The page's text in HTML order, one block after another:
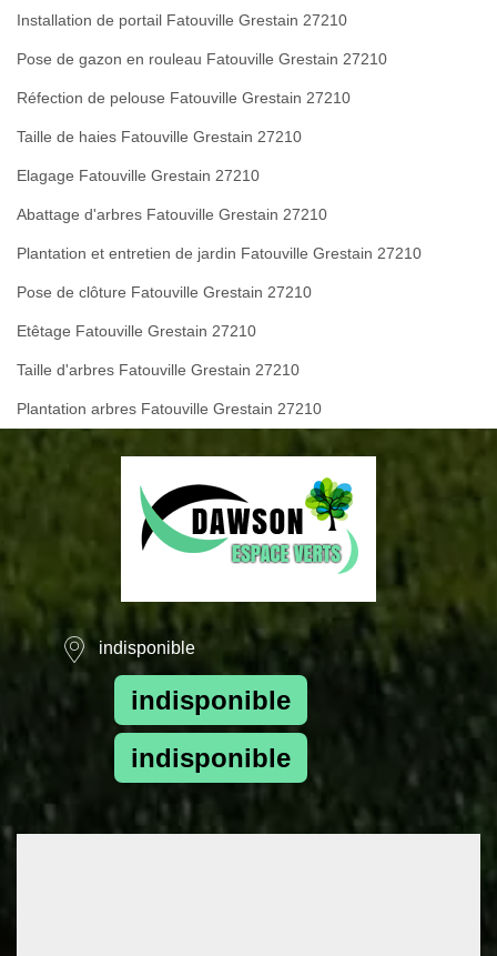
Installation de portail Fatouville Grestain 27210
Pose de gazon en rouleau Fatouville Grestain 27210
Réfection de pelouse Fatouville Grestain 27210
Taille de haies Fatouville Grestain 27210
Elagage Fatouville Grestain 27210
Abattage d'arbres Fatouville Grestain 27210
Plantation et entretien de jardin Fatouville Grestain 27210
Pose de clôture Fatouville Grestain 27210
Etêtage Fatouville Grestain 27210
Taille d'arbres Fatouville Grestain 27210
Plantation arbres Fatouville Grestain 27210
indisponible
indisponible
indisponible